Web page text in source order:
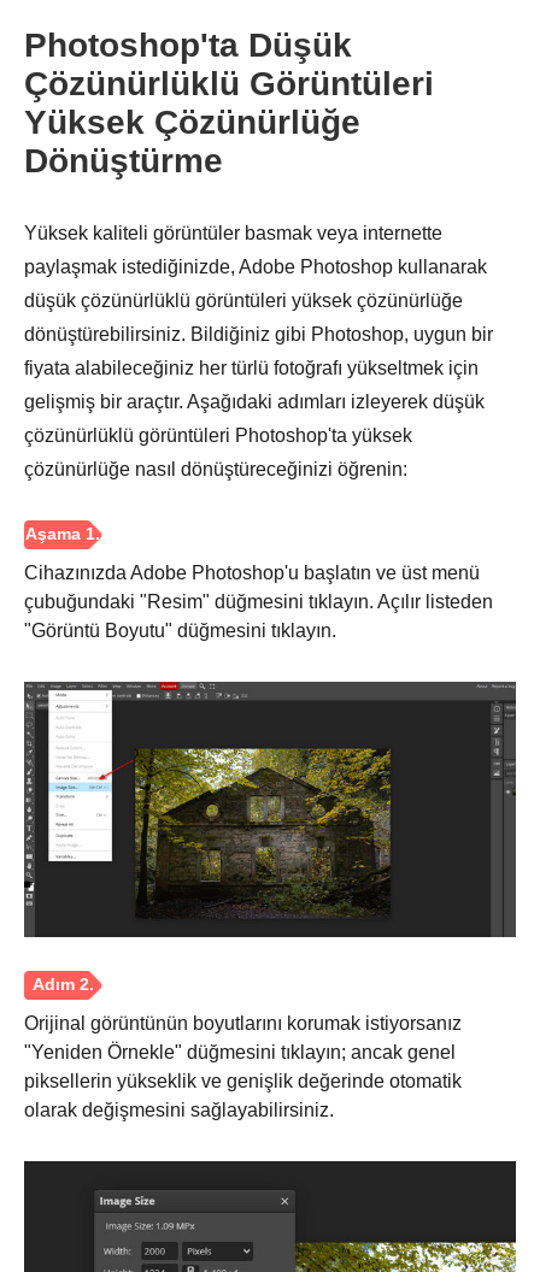
Aşama 3.
Photoshop'ta Düşük
Çözünürlüklü Görüntüleri
Yüksek Çözünürlüğe
Dönüştürme
Yüksek kaliteli görüntüler basmak veya internette
paylaşmak istediğinizde, Adobe Photoshop kullanarak
düşük çözünürlüklü görüntüleri yüksek çözünürlüğe
dönüştürebilirsiniz. Bildiğiniz gibi Photoshop, uygun bir
fiyata alabileceğiniz her türlü fotoğrafı yükseltmek için
gelişmiş bir araçtır. Aşağıdaki adımları izleyerek düşük
çözünürlüklü görüntüleri Photoshop'ta yüksek
çözünürlüğe nasıl dönüştüreceğinizi öğrenin:
Cihazınızda Adobe Photoshop'u başlatın ve üst menü
çubuğundaki "Resim" düğmesini tıklayın. Açılır listeden
"Görüntü Boyutu" düğmesini tıklayın.
Orijinal görüntünün boyutlarını korumak istiyorsanız
"Yeniden Örnekle" düğmesini tıklayın; ancak genel
piksellerin yükseklik ve genişlik değerinde otomatik
olarak değişmesini sağlayabilirsiniz.